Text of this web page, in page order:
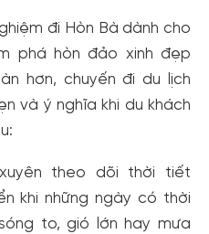
đi Hòn Bà dành cho
phá hòn đảo xinh đẹp
hơn, chuyến đi du lịch
và ý nghĩa khi du khách
theo dõi thời tiết
khi những ngày có thời
to, gió lớn hay mưa